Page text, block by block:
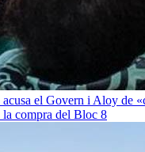
acusa el Govern i Aloy de
la compra del Bloc 8